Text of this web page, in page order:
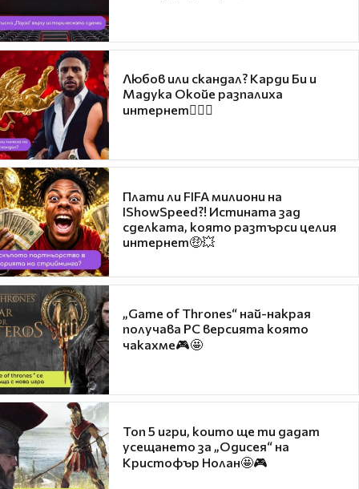
Любов или скандал? Карди Би и
Мадука Окойе разпалиха
интернет❤️‍🔥🔥
Плати ли FIFA милиони на
IShowSpeed?! Истината зад
сделката, която разтърси целия
интернет🤑💥
„Game of Thrones“ най-накрая
получава PC версията която
чакахме🎮🤩
Топ 5 игри, които ще ти дадат
усещането за „Одисея“ на
Кристофър Нолан🤩🎮